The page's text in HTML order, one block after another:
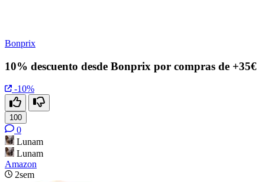
Bonprix
10% descuento desde Bonprix por compras de +35€
-10%
100
0
Lunam
Lunam
Amazon
2sem